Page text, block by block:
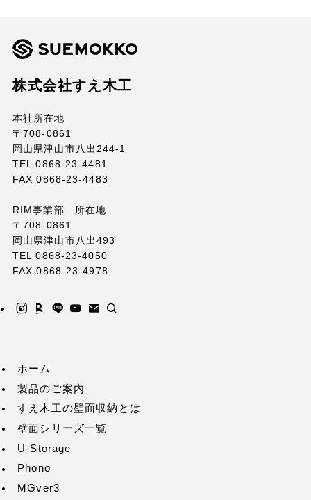
株式会社すえ木工
本社所在地
〒708-0861
岡山県津山市八出244-1
TEL 0868-23-4481
FAX 0868-23-4483
RIM事業部 所在地
〒708-0861
岡山県津山市八出493
TEL 0868-23-4050
FAX 0868-23-4978
ホーム
製品のご案内
すえ木工の壁面収納とは
壁面シリーズ一覧
U-Storage
Phono
MGver3